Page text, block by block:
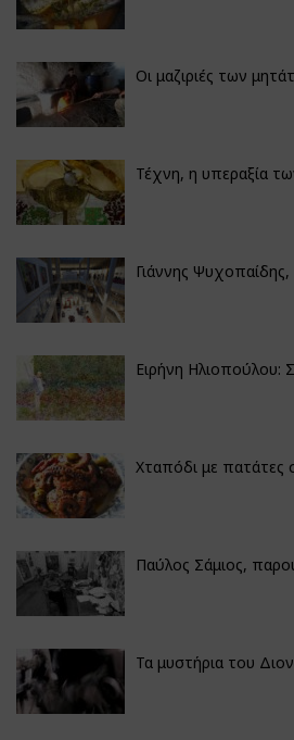
Οι μαζιριές των
Τέχνη, η υπεραξία
Γιάννης
Ειρήνη Ηλιοπούλου:
Χταπόδι με πατάτες
Παύλος Σάμιος,
Τα μυστήρια του